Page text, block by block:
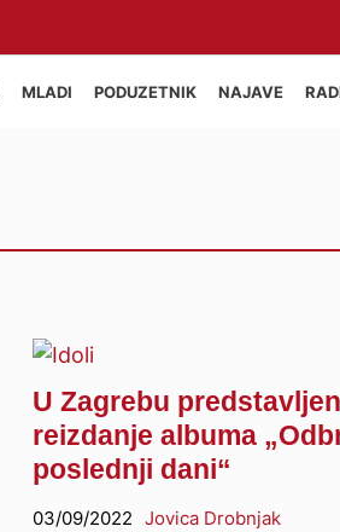
MLADI PODUZETNIK NAJAVE
U Zagrebu
reizdanje albuma
poslednji dani“
03/09/2022 Jovica Drobnjak